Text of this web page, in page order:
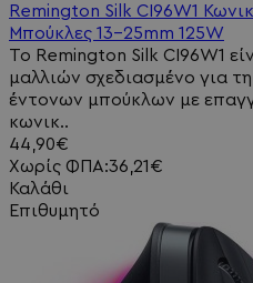
Remington Silk CI96W1
Μπούκλες 13-25mm 125W
Το Remington Silk CI96W1
μαλλιών σχεδιασμένο για
έντονων μπούκλων με
κωνικ..
44,90€
Χωρίς ΦΠΑ:36,21€
Καλάθι
Επιθυμητό